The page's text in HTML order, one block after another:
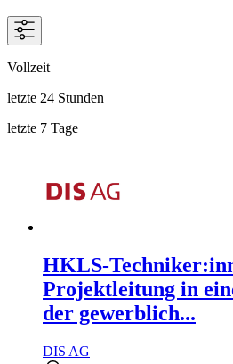
Vollzeit
letzte 24 Stunden
letzte 7 Tage
HKLS-
Projektleitung in
der gewerblich...
DIS AG